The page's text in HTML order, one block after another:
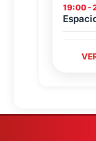
19:00 -